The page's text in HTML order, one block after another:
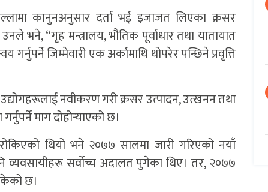
कानुनअनुसार दर्ता भई इजाजत लिएका क्रसर
भने, “गृह मन्त्रालय, भौतिक पूर्वाधार तथा यातायात
जिम्मेवारी एक अर्कामाथि थोपरेर पन्छिने प्रवृत्ति
नवीकरण गरी क्रसर उत्पादन, उत्खनन तथा
माग दोहोर्‍याएको छ।
थियो भने २०७७ सालमा जारी गरिएको नयाँ
सर्वोच्च अदालत पुगेका थिए। तर, २०७७
छ।